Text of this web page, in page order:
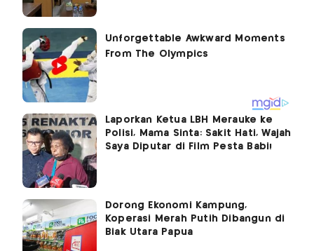
Laporkan Ketua LBH Merauke ke
Polisi, Mama Sinta: Sakit Hati, Wajah
Saya Diputar di Film Pesta Babi!
Dorong Ekonomi Kampung,
Koperasi Merah Putih Dibangun di
Biak Utara Papua